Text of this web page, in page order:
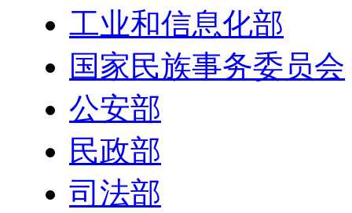
工业和信息化部
国家民族事务委员会
公安部
民政部
司法部